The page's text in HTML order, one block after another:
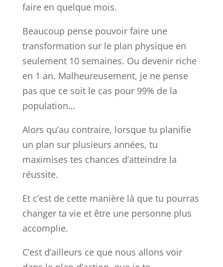
faire en quelque mois.
Beaucoup pense pouvoir faire une
transformation sur le plan physique en
seulement 10 semaines. Ou devenir riche
en 1 an. Malheureusement, je ne pense
pas que ce soit le cas pour 99% de la
population…
Alors qu’au contraire, lorsque tu planifie
un plan sur plusieurs années, tu
maximises tes chances d’atteindre la
réussite.
Et c’est de cette manière là que tu pourras
changer ta vie et être une personne plus
accomplie.
C’est d’ailleurs ce que nous allons voir